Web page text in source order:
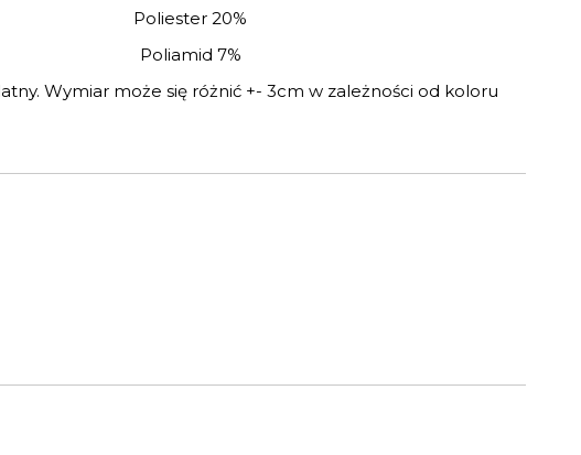
Poliester 20%
Poliamid 7%
Wymiar może się różnić +- 3cm w zależności od koloru